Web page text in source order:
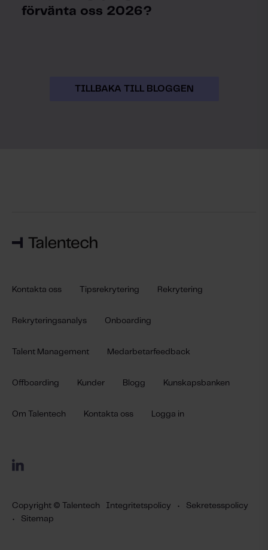
förvänta oss 2026?
TILLBAKA TILL BLOGGEN
Kontakta oss Tipsrekrytering Rekrytering
Rekryteringsanalys Onboarding
Talent Management Medarbetarfeedback
Offboarding Kunder Blogg Kunskapsbanken
Om Talentech Kontakta oss Logga in
Copyright © Talentech Integritetspolicy •
Sekretesspolicy
•
Sitemap